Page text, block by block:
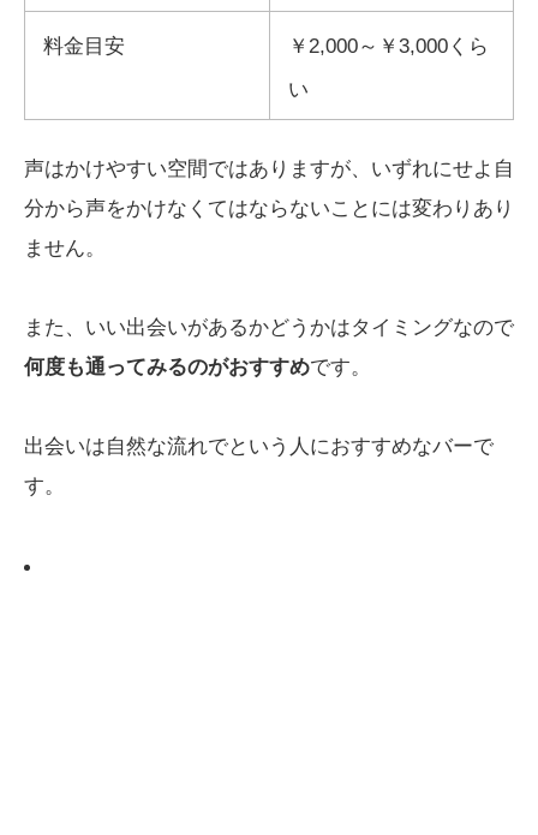
料金目安
￥2,000～￥3,000くら
い
声はかけやすい空間ではありますが、いずれにせよ自
分から声をかけなくてはならないことには変わりあり
ません。
また、いい出会いがあるかどうかはタイミングなので
何度も通ってみるのがおすすめです。
出会いは自然な流れでという人におすすめなバーで
す。